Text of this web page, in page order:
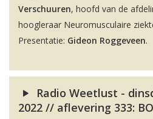
Verschuuren, hoofd van de
hoogleraar Neuromusculaire
Presentatie: Gideon Roggeveen.
Radio Weetlust -
2022 // aflevering 333: